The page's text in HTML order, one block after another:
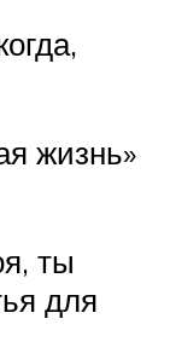
жизнь»
ты
для